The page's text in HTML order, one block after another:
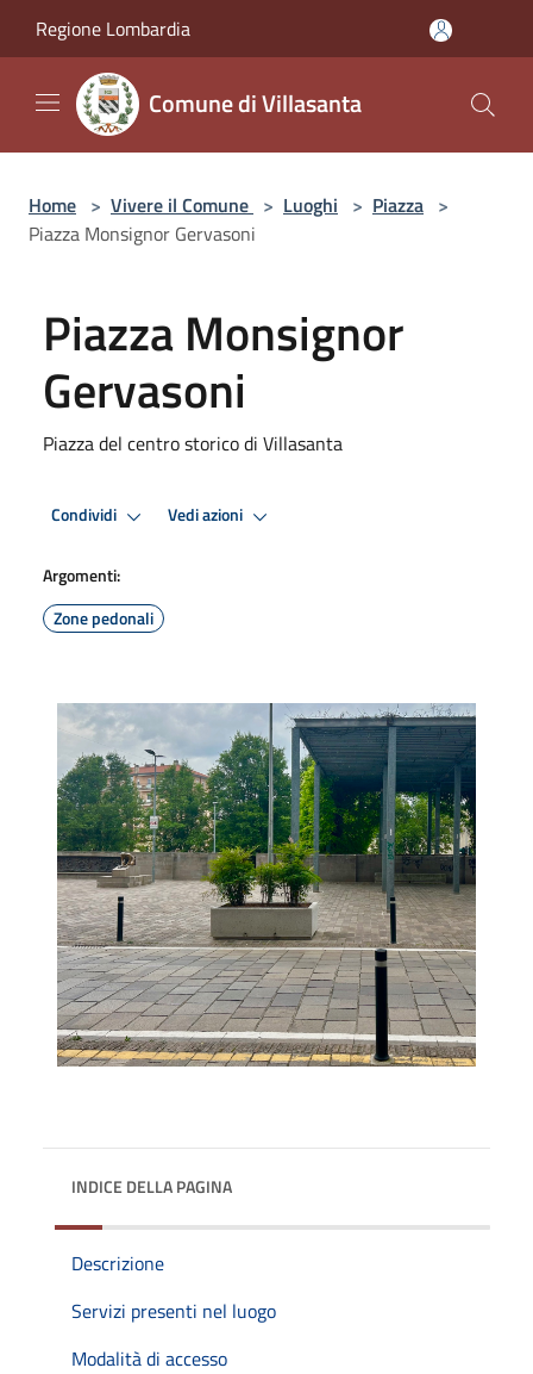
Regione Lombardia
Comune di Villasanta
Home > Vivere il Comune > Luoghi > Piazza >
Piazza Monsignor Gervasoni
Piazza Monsignor
Gervasoni
Piazza del centro storico di Villasanta
Condividi Vedi azioni
Argomenti:
Zone pedonali
INDICE DELLA PAGINA
Descrizione
Servizi presenti nel luogo
Modalità di accesso